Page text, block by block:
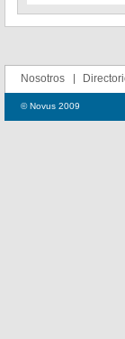
Nosotros
© Novus 2009